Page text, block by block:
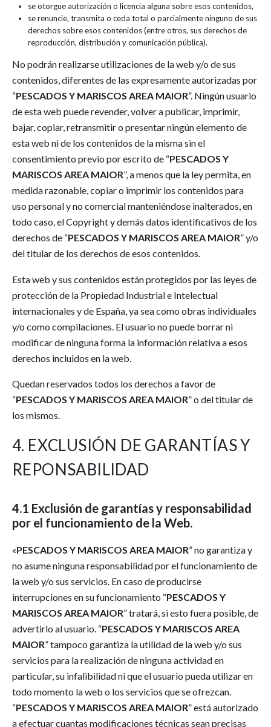
se otorgue autorización o licencia alguna sobre esos contenidos,
se renuncie, transmita o ceda total o parcialmente ninguno de sus
derechos sobre esos contenidos (entre otros, sus derechos de
reproducción, distribución y comunicación pública).
No podrán realizarse utilizaciones de la web y/o de sus
contenidos, diferentes de las expresamente autorizadas por
“PESCADOS Y MARISCOS AREA MAIOR”. Ningún usuario
de esta web puede revender, volver a publicar, imprimir,
bajar, copiar, retransmitir o presentar ningún elemento de
esta web ni de los contenidos de la misma sin el
consentimiento previo por escrito de “PESCADOS Y
MARISCOS AREA MAIOR”, a menos que la ley permita, en
medida razonable, copiar o imprimir los contenidos para
uso personal y no comercial manteniéndose inalterados, en
todo caso, el Copyright y demás datos identificativos de los
derechos de “PESCADOS Y MARISCOS AREA MAIOR” y/o
del titular de los derechos de esos contenidos.
Esta web y sus contenidos están protegidos por las leyes de
protección de la Propiedad Industrial e Intelectual
internacionales y de España, ya sea como obras individuales
y/o como compilaciones. El usuario no puede borrar ni
modificar de ninguna forma la información relativa a esos
derechos incluidos en la web.
Quedan reservados todos los derechos a favor de
“PESCADOS Y MARISCOS AREA MAIOR” o del titular de
los mismos.
4. EXCLUSIÓN DE GARANTÍAS Y
REPONSABILIDAD
4.1 Exclusión de garantías y responsabilidad
por el funcionamiento de la Web.
«PESCADOS Y MARISCOS AREA MAIOR” no garantiza y
no asume ninguna responsabilidad por el funcionamiento de
la web y/o sus servicios. En caso de producirse
interrupciones en su funcionamiento “PESCADOS Y
MARISCOS AREA MAIOR” tratará, si esto fuera posible, de
advertirlo al usuario. “PESCADOS Y MARISCOS AREA
MAIOR” tampoco garantiza la utilidad de la web y/o sus
servicios para la realización de ninguna actividad en
particular, su infalibilidad ni que el usuario pueda utilizar en
todo momento la web o los servicios que se ofrezcan.
“PESCADOS Y MARISCOS AREA MAIOR” está autorizado
a efectuar cuantas modificaciones técnicas sean precisas